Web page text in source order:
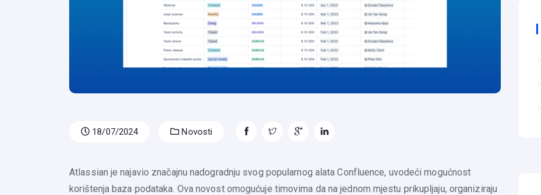
18/07/2024 Novosti
Atlassian je najavio značajnu nadogradnju svog popularnog alata Confluence, uvodeći mogućnost
korištenja baza podataka. Ova novost omogućuje timovima da na jednom mjestu prikupljaju, organiziraju